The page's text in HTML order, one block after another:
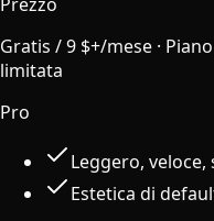
Gratis / 9 $+/mese ·
limitata
Pro
Leggero,
Estetica di